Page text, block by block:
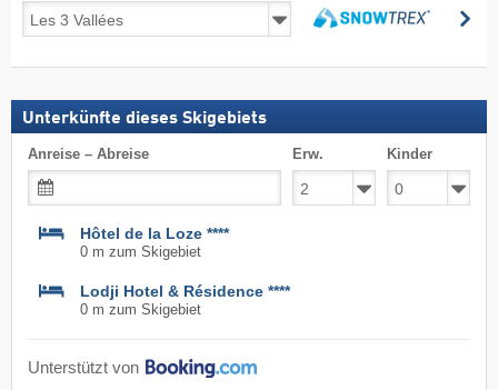
inkl.
Unterkünfte dieses Skigebiets
Anreise – Abreise Erw. Kinder
Hôtel de la Loze ****
0 m zum Skigebiet
Lodji Hotel & Résidence ****
0 m zum Skigebiet
Unterstützt von